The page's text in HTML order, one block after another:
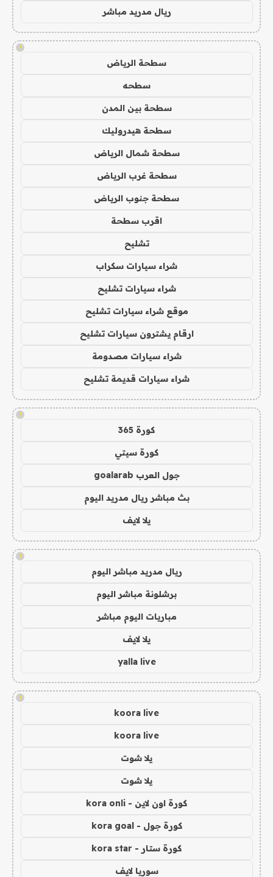
ريال مدريد مباشر
!
سطحة الرياض
سطحه
سطحة بين المدن
سطحة هيدروليك
سطحة شمال الرياض
سطحة غرب الرياض
سطحة جنوب الرياض
اقرب سطحة
تشليح
شراء سيارات سكراب
شراء سيارات تشليح
موقع شراء سيارات تشليح
ارقام يشترون سيارات تشليح
شراء سيارات مصدومة
شراء سيارات قديمة تشليح
!
كورة 365
كورة سيتي
جول العرب goalarab
بث مباشر ريال مدريد اليوم
يلا لايف
!
ريال مدريد مباشر اليوم
برشلونة مباشر اليوم
مباريات اليوم مباشر
يلا لايف
yalla live
!
koora live
koora live
يلا شوت
يلا شوت
كورة اون لاين - kora onli
كورة جول - kora goal
كورة ستار - kora star
سوريا لايف